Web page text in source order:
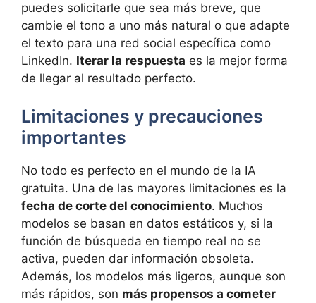
puedes solicitarle que sea más breve, que
cambie el tono a uno más natural o que adapte
el texto para una red social específica como
LinkedIn. Iterar la respuesta es la mejor forma
de llegar al resultado perfecto.
Limitaciones y precauciones
importantes
No todo es perfecto en el mundo de la IA
gratuita. Una de las mayores limitaciones es la
fecha de corte del conocimiento. Muchos
modelos se basan en datos estáticos y, si la
función de búsqueda en tiempo real no se
activa, pueden dar información obsoleta.
Además, los modelos más ligeros, aunque son
más rápidos, son más propensos a cometer